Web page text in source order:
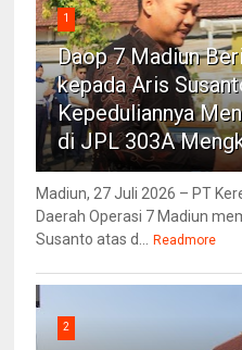
1
Daop 7 Madiun
kepada Aris
Kepeduliannya
di JPL 303A
Madiun, 27 Juli 2026 – PT
Daerah Operasi 7 Madiun
Susanto atas d...
Readmore
2